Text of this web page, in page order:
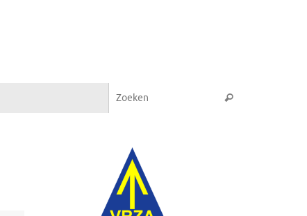
Zoeken